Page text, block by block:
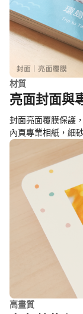
材質
亮面封面與
封面亮面覆膜保護
內頁專業相紙，細
高畫質